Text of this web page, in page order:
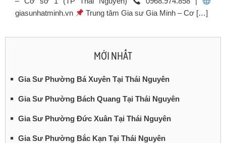
giasunhatminh.vn
Trung tâm Gia sư Gia Minh – Cơ […]
MỚI NHẤT
Gia Sư Phường Bá Xuyên Tại Thái Nguyên
Gia Sư Phường Bách Quang Tại Thái Nguyên
Gia Sư Phường Đức Xuân Tại Thái Nguyên
Gia Sư Phường Bắc Kạn Tại Thái Nguyên